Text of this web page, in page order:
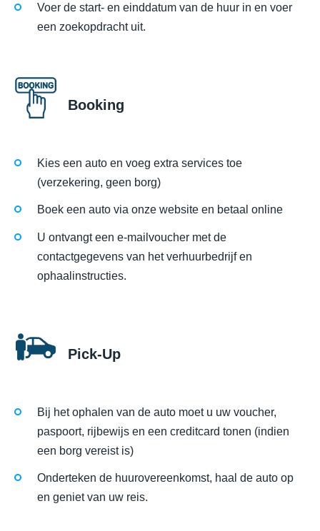
Voer de start- en einddatum van de huur in en voer
een zoekopdracht uit.
Booking
Kies een auto en voeg extra services toe
(verzekering, geen borg)
Boek een auto via onze website en betaal online
U ontvangt een e-mailvoucher met de
contactgegevens van het verhuurbedrijf en
ophaalinstructies.
Pick-Up
Bij het ophalen van de auto moet u uw voucher,
paspoort, rijbewijs en een creditcard tonen (indien
een borg vereist is)
Onderteken de huurovereenkomst, haal de auto op
en geniet van uw reis.